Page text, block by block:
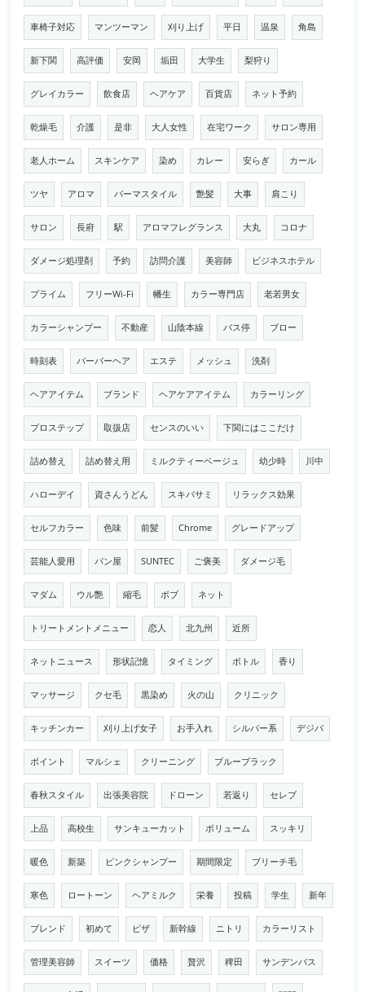
車椅子対応 マンツーマン 刈り上げ 平日 温泉 角島
新下関 高評価 安岡 垢田 大学生 梨狩り
グレイカラー 飲食店 ヘアケア 百貨店 ネット予約
乾燥毛 介護 是非 大人女性 在宅ワーク サロン専用
老人ホーム スキンケア 染め カレー 安らぎ カール
ツヤ アロマ パーマスタイル 艶髪 大事 肩こり
サロン 長府 駅 アロマフレグランス 大丸 コロナ
ダメージ処理剤 予約 訪問介護 美容師 ビジネスホテル
プライム フリーWi-Fi 幡生 カラー専門店 老若男女
カラーシャンプー 不動産 山陰本線 バス停 ブロー
時刻表 バーバーヘア エステ メッシュ 洗剤
ヘアアイテム ブランド ヘアケアアイテム カラーリング
プロステップ 取扱店 センスのいい 下関にはここだけ
詰め替え 詰め替え用 ミルクティーベージュ 幼少時 川中
ハローデイ 資さんうどん スキバサミ リラックス効果
セルフカラー 色味 前髪 Chrome グレードアップ
芸能人愛用 パン屋 SUNTEC ご褒美 ダメージ毛
マダム ウル艶 縮毛 ボブ ネット
トリートメントメニュー 恋人 北九州 近所
ネットニュース 形状記憶 タイミング ボトル 香り
マッサージ クセ毛 黒染め 火の山 クリニック
キッチンカー 刈り上げ女子 お手入れ シルバー系 デジパ
ポイント マルシェ クリーニング ブルーブラック
春秋スタイル 出張美容院 ドローン 若返り セレブ
上品 高校生 サンキューカット ボリューム スッキリ
暖色 新築 ピンクシャンプー 期間限定 ブリーチ毛
寒色 ロートーン ヘアミルク 栄養 投稿 学生 新年
ブレンド 初めて ピザ 新幹線 ニトリ カラーリスト
管理美容師 スイーツ 価格 贅沢 稗田 サンデンバス